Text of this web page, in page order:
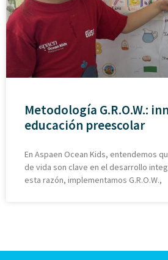
Metodología G.R.O.W.:
educación preescolar
En Aspaen Ocean Kids, entendemos
de vida son clave en el desarrollo
esta razón, implementamos G.R.O.W.,